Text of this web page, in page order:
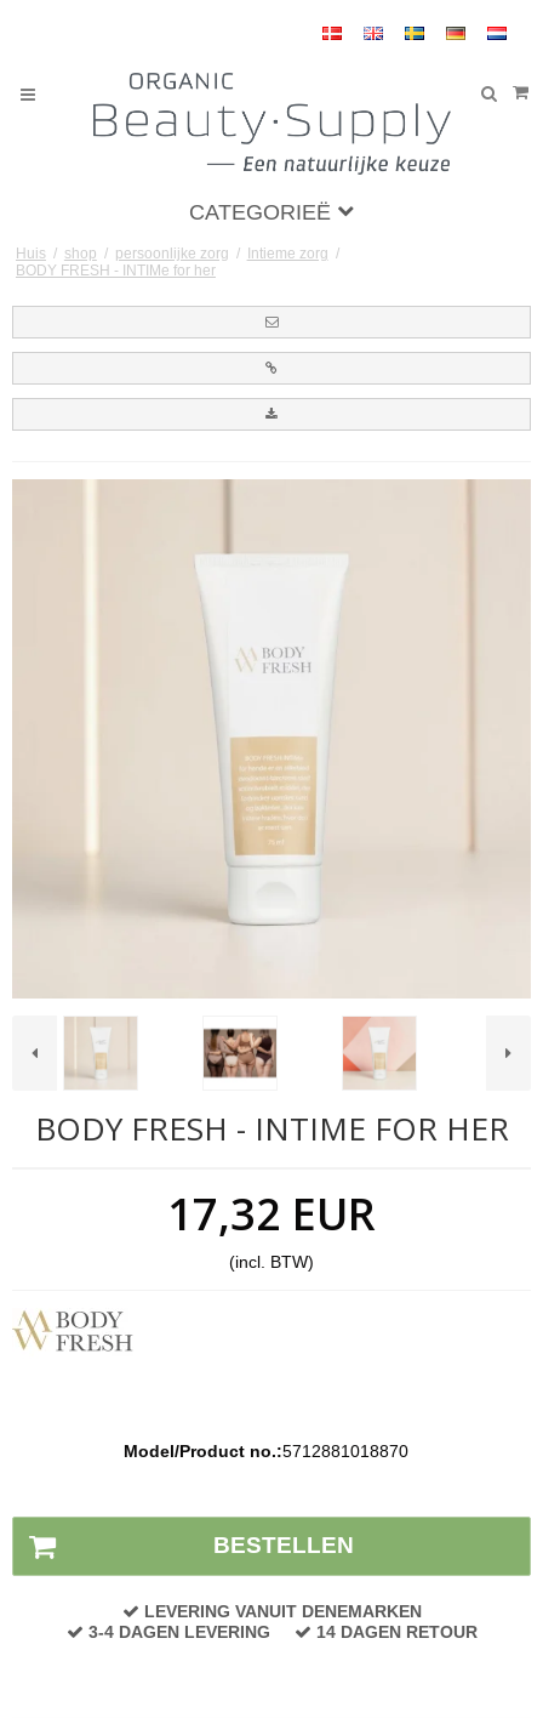
CATEGORIEË
Huis / shop / persoonlijke zorg / Intieme zorg /
BODY FRESH - INTIMe for her
BODY FRESH - INTIME FOR HER
17,32 EUR
(incl. BTW)
Model/Product no.:5712881018870
BESTELLEN
LEVERING VANUIT DENEMARKEN
3-4 DAGEN LEVERING
14 DAGEN RETOUR